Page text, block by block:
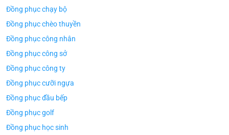
Đồng phục chạy bộ
Đồng phục chèo thuyền
Đồng phục công nhân
Đồng phục công sở
Đồng phục công ty
Đồng phục cưỡi ngựa
Đồng phục đầu bếp
Đồng phục golf
Đồng phục học sinh